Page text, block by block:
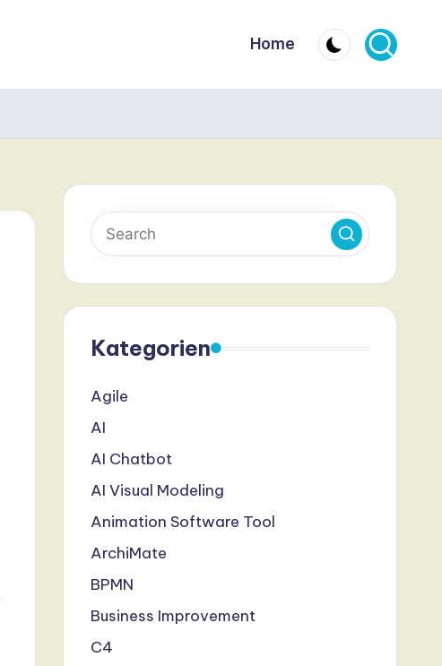
Home
Kategorien
Agile
AI
AI Chatbot
AI Visual Modeling
Animation Software Tool
ArchiMate
BPMN
Business Improvement
C4